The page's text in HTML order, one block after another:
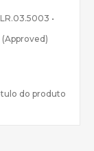
•
(Approved)
do produto